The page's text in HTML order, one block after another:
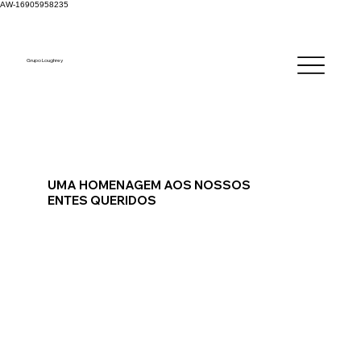
AW-16905958235
Grupo Loughrey
UMA HOMENAGEM AOS NOSSOS
ENTES QUERIDOS